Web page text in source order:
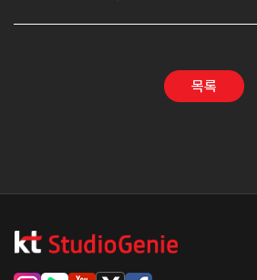
목록